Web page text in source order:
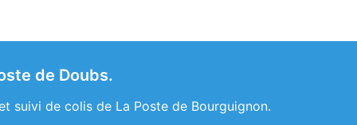
de Doubs.
suivi de colis de La Poste de Bourguignon.